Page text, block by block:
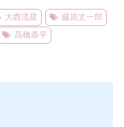
大西流星
藤原丈一郎
高橋恭平